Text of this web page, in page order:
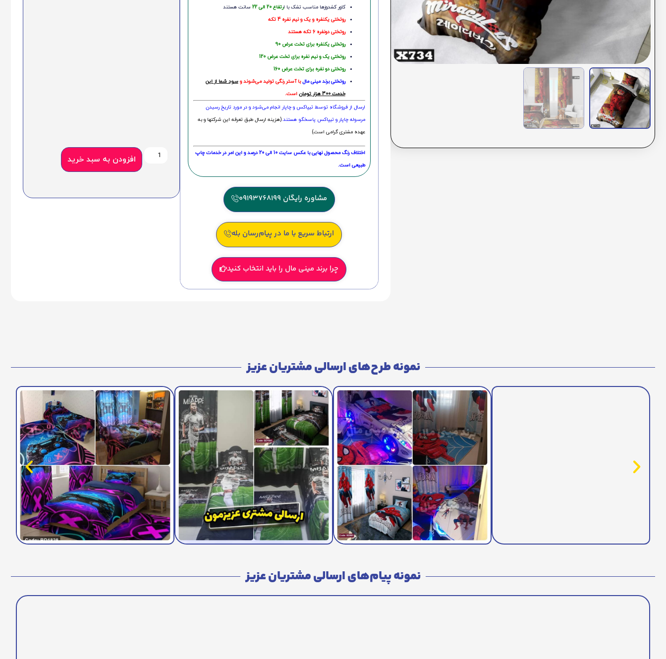
کاور کشدوزها مناسب تشک با ارتفاع 20 الی 22
سانت هستند
روتختی یکنفره و یک و نیم نفره 4 تکه
روتختی دونفره 6 تکه هستند
روتختی یکنفره برای تخت عرض 90
روتختی یک و نیم نفره برای تخت عرض 120
روتختی دو نفره برای تخت عرض 160
روتختی‌ برند مینی مالبا آستر رنگی تولید می‌شوند وسود شما از این
خدمت 300 هزار تومان
است.
ارسال از فروشگاه توسط تیپاکس و چاپار انجام می‌شود و در مورد تاریخ رسیدن
مرسوله چاپار و تیپاکس پاسخگو هستند.(هزینه ارسال طبق تعرفه این شرکتها و به
عهده مشتری گرامی است)
اختلاف رنگ محصول نهایی با عکس سایت 10 الی 20 درصد و این امر در خدمات چاپ
طبیعی است.
مشاوره رایگان 09193768199
ارتباط سریع با ما در پیام‌رسان بله
چرا برند مینی مال را باید انتخاب کنید
افزودن به سبد خرید
نمونه طرح‌های ارسالی مشتریان عزیز
نمونه پیام‌های ارسالی مشتریان عزیز